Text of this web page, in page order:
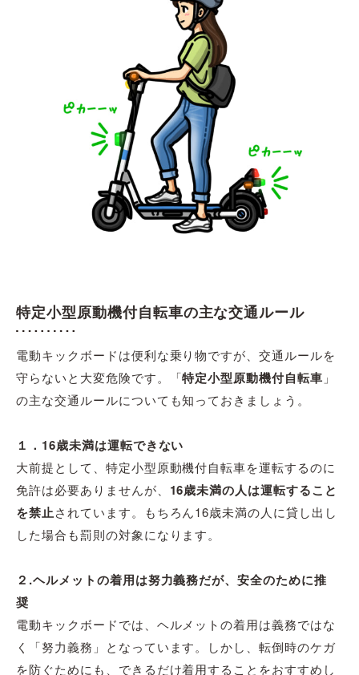
特定小型原動機付自転車の主な交通ルール
電動キックボードは便利な乗り物ですが、交通ルールを
守らないと大変危険です。「特定小型原動機付自転車 」
の主な交通ルールについても知っておきましょう。
１．16歳未満は運転できない
大前提として、特定小型原動機付自転車を運転するのに
免許は必要ありませんが、 16歳未満の人は運転すること
を禁止されています。もちろん16歳未満の人に貸し出し
した場合も罰則の対象になります。
２.ヘルメットの着用は努力義務だが、安全のために推
奨
電動キックボードでは、ヘルメットの着用は義務ではな
く「努力義務」となっています。しかし、転倒時のケガ
を防ぐためにも、できるだけ着用することをおすすめし